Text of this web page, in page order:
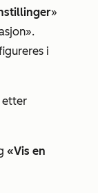
»
».
i
etter
«Vis en